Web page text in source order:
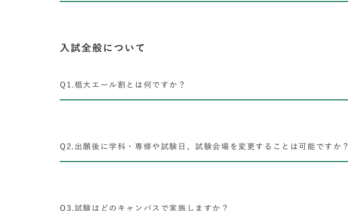
入試全般について
Q1.椙大エール割とは何ですか？
Q2.出願後に学科・専修や試験日、試験会場を変更することは可能ですか？
Q3.試験はどのキャンパスで実施しますか？